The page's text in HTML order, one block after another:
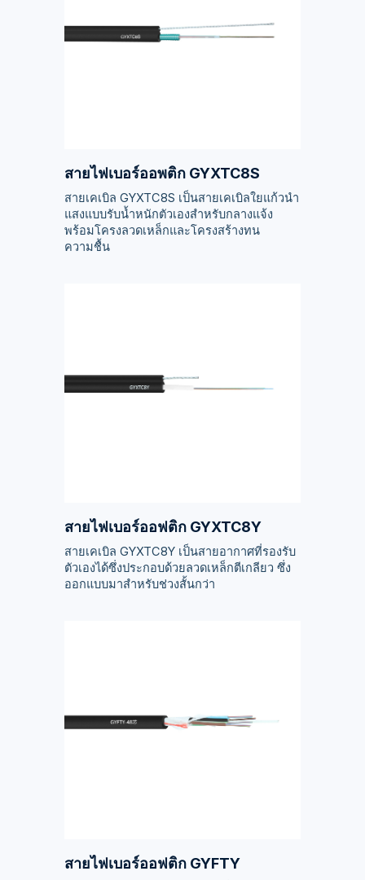
สายไฟเบอร์ออพติก GYXTC8S
สายเคเบิล GYXTC8S เป็นสายเคเบิลใยแก้วนำ
แสงแบบรับน้ำหนักตัวเองสำหรับกลางแจ้ง
พร้อมโครงลวดเหล็กและโครงสร้างทน
ความชื้น
สายไฟเบอร์ออฟติก GYXTC8Y
สายเคเบิล GYXTC8Y เป็นสายอากาศที่รองรับ
ตัวเองได้ซึ่งประกอบด้วยลวดเหล็กตีเกลียว ซึ่ง
ออกแบบมาสำหรับช่วงสั้นกว่า
สายไฟเบอร์ออฟติก GYFTY